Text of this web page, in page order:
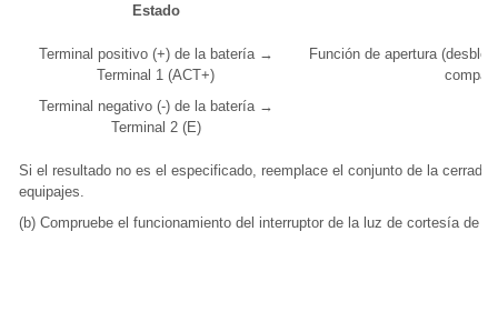
Estado
Terminal positivo (+) de la batería →
Terminal 1 (ACT+)
Terminal negativo (-) de la batería →
Terminal 2 (E)
Función de apertura
Si el resultado no es el especificado, reemplace el conjunto de la
equipajes.
(b) Compruebe el funcionamiento del interruptor de la luz de cortesía de